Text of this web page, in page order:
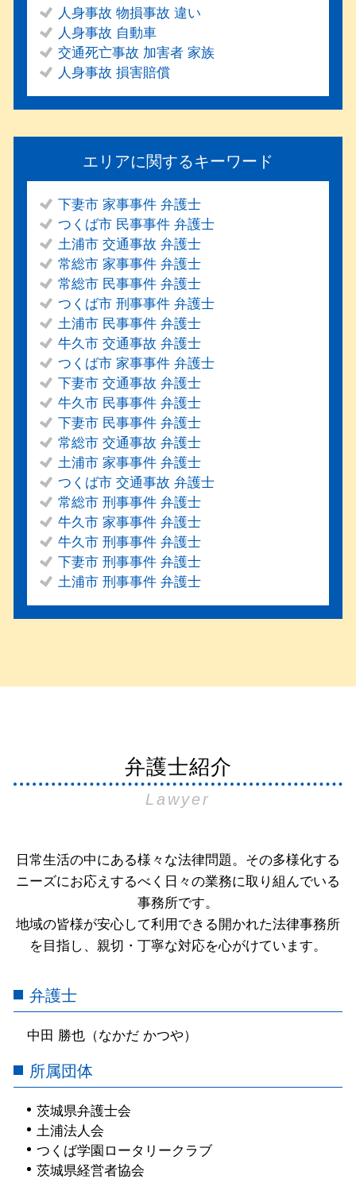
人身事故 物損事故 違い
人身事故 自動車
交通死亡事故 加害者 家族
人身事故 損害賠償
エリアに関するキーワード
下妻市 家事事件 弁護士
つくば市 民事事件 弁護士
土浦市 交通事故 弁護士
常総市 家事事件 弁護士
常総市 民事事件 弁護士
つくば市 刑事事件 弁護士
土浦市 民事事件 弁護士
牛久市 交通事故 弁護士
つくば市 家事事件 弁護士
下妻市 交通事故 弁護士
牛久市 民事事件 弁護士
下妻市 民事事件 弁護士
常総市 交通事故 弁護士
土浦市 家事事件 弁護士
つくば市 交通事故 弁護士
常総市 刑事事件 弁護士
牛久市 家事事件 弁護士
牛久市 刑事事件 弁護士
下妻市 刑事事件 弁護士
土浦市 刑事事件 弁護士
弁護士紹介
Lawyer
日常生活の中にある様々な法律問題。その多様化する
ニーズにお応えするべく日々の業務に取り組んでいる
事務所です。
地域の皆様が安心して利用できる開かれた法律事務所
を目指し、親切・丁寧な対応を心がけています。
弁護士
中田 勝也（なかだ かつや）
所属団体
茨城県弁護士会
土浦法人会
つくば学園ロータリークラブ
茨城県経営者協会